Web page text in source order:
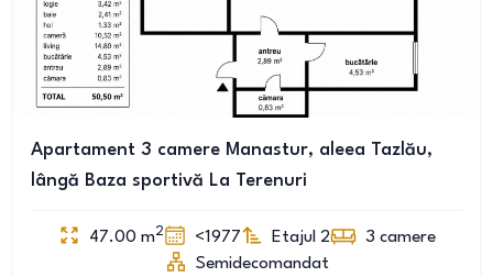
Apartament 3 camere Manastur, aleea Tazlău,
lângă Baza sportivă La Terenuri
47.00 m2 <1977 Etajul 2 3 camere
Semidecomandat